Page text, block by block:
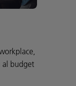
al budget